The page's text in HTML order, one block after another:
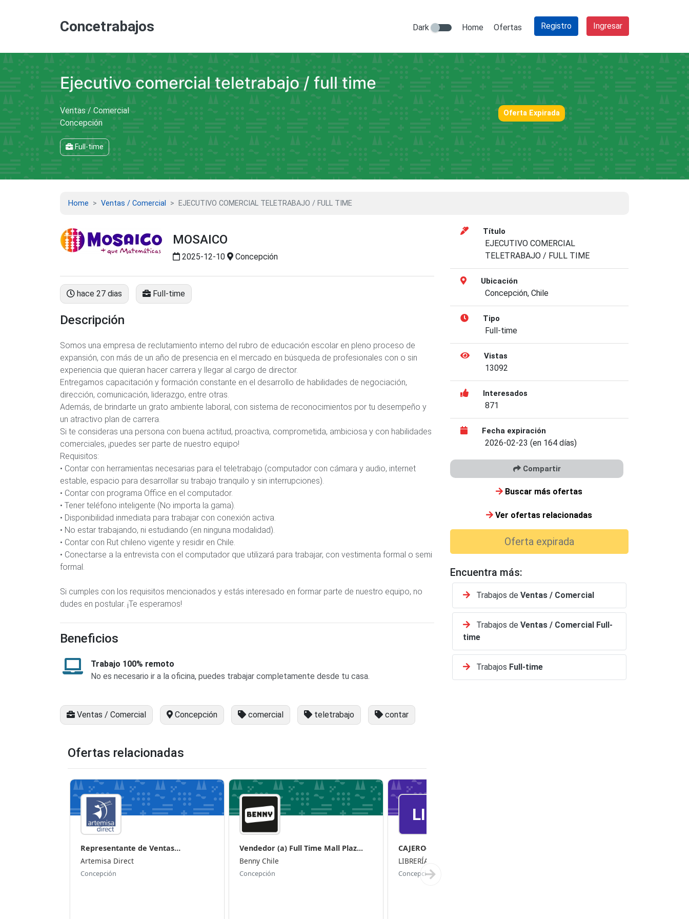
Concetrabajos Dark Home Ofertas Registro Ingresar
Ejecutivo comercial teletrabajo / full time
Ventas / Comercial
Concepción
Full-time
Oferta Expirada
Home Ventas / Comercial EJECUTIVO COMERCIAL TELETRABAJO / FULL TIME
MOSAICO
2025-12-10 Concepción
hace 27 dias Full-time
Descripción
Somos una empresa de reclutamiento interno del rubro de educación escolar en pleno proceso de
expansión, con más de un año de presencia en el mercado en búsqueda de profesionales con o sin
experiencia que quieran hacer carrera y llegar al cargo de director.
Entregamos capacitación y formación constante en el desarrollo de habilidades de negociación,
dirección, comunicación, liderazgo, entre otras.
Además, de brindarte un grato ambiente laboral, con sistema de reconocimientos por tu desempeño y
un atractivo plan de carrera.
Si te consideras una persona con buena actitud, proactiva, comprometida, ambiciosa y con habilidades
comerciales, ¡puedes ser parte de nuestro equipo!
Requisitos:
• Contar con herramientas necesarias para el teletrabajo (computador con cámara y audio, internet
estable, espacio para desarrollar su trabajo tranquilo y sin interrupciones).
• Contar con programa Office en el computador.
• Tener teléfono inteligente (No importa la gama).
• Disponibilidad inmediata para trabajar con conexión activa.
• No estar trabajando, ni estudiando (en ninguna modalidad).
• Contar con Rut chileno vigente y residir en Chile.
• Conectarse a la entrevista con el computador que utilizará para trabajar, con vestimenta formal o semi
formal.
Si cumples con los requisitos mencionados y estás interesado en formar parte de nuestro equipo, no
dudes en postular. ¡Te esperamos!
Beneficios
Trabajo 100% remoto
No es necesario ir a la oficina, puedes trabajar completamente desde tu casa.
Ventas / Comercial Concepción comercial teletrabajo contar
Ofertas relacionadas
Representante de Ventas
Concepci...
Artemisa Direct
Concepción
Vendedor (a) Full Time Mall Plaz...
Benny Chile
Concepción
LI
CAJERO-REPONEDOR CONCEPCION
LIBRERÍA GIORGIO
Concepción
Título
EJECUTIVO COMERCIAL
TELETRABAJO / FULL TIME
Ubicación
Concepción, Chile
Tipo
Full-time
Vistas
13092
Interesados
871
Fecha expiración
2026-02-23 (en 164 días)
Compartir
Buscar más ofertas
Ver ofertas relacionadas
Oferta expirada
Encuentra más:
Trabajos de Ventas / Comercial
Trabajos de Ventas / Comercial Full-
time
Trabajos Full-time